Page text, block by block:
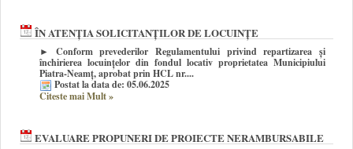
ÎN ATENȚIA SOLICITANȚILOR DE LOCUINȚE
► Conform prevederilor Regulamentului privind repartizarea și
închirierea locuințelor din fondul locativ proprietatea Municipiului
Piatra-Neamț, aprobat prin HCL nr....
Postat la data de: 05.06.2025
Citeste mai Mult»
EVALUARE PROPUNERI DE PROIECTE NERAMBURSABILE